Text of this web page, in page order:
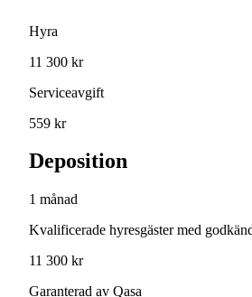
Hyra
11 300 kr
Serviceavgift
559 kr
Deposition
1 månad
Kvalificerade hyresgäster med
11 300 kr
Garanterad av Qasa